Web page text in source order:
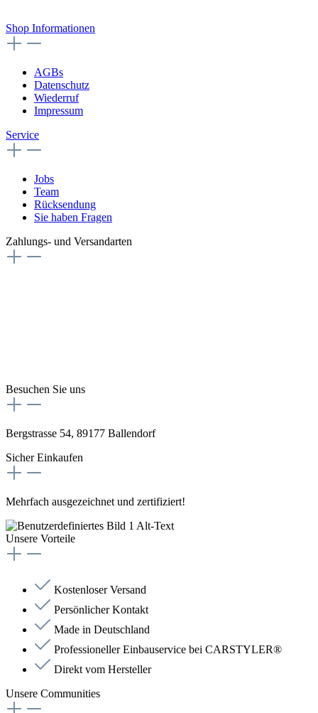
Shop Informationen
AGBs
Datenschutz
Wiederruf
Impressum
Service
Jobs
Team
Rücksendung
Sie haben Fragen
Zahlungs- und Versandarten
Besuchen Sie uns
Bergstrasse 54, 89177 Ballendorf
Sicher Einkaufen
Mehrfach ausgezeichnet und zertifiziert!
Unsere Vorteile
Kostenloser Versand
Persönlicher Kontakt
Made in Deutschland
Professioneller Einbauservice bei CARSTYLER®
Direkt vom Hersteller
Unsere Communities